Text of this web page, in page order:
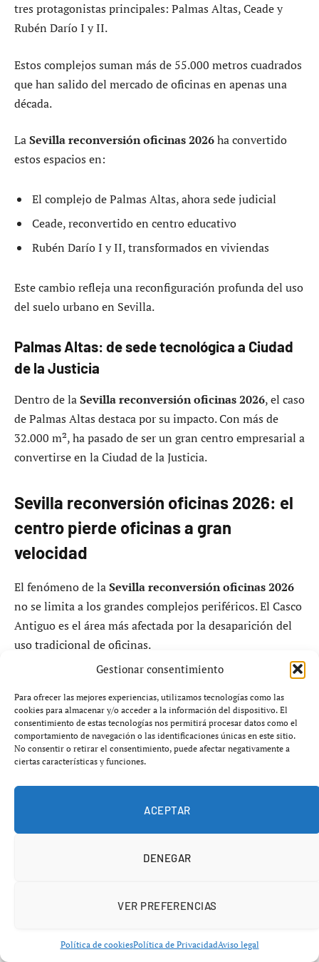
Gestionar consentimiento
Para ofrecer las mejores experiencias, utilizamos tecnologías como las
cookies para almacenar y/o acceder a la información del dispositivo. El
consentimiento de estas tecnologías nos permitirá procesar datos como el
comportamiento de navegación o las identificaciones únicas en este sitio.
No consentir o retirar el consentimiento, puede afectar negativamente a
ciertas características y funciones.
ACEPTAR
DENEGAR
VER PREFERENCIAS
Política de cookiesPolítica de PrivacidadAviso legal
tres protagonistas principales: Palmas Altas, Ceade y
Rubén Darío I y II.
Estos complejos suman más de 55.000 metros cuadrados
que han salido del mercado de oficinas en apenas una
década.
LaSevilla reconversión oficinas 2026ha convertido
estos espacios en:
El complejo de Palmas Altas, ahora sede judicial
Ceade, reconvertido en centro educativo
Rubén Darío I y II, transformados en viviendas
Este cambio refleja una reconfiguración profunda del uso
del suelo urbano en Sevilla.
Palmas Altas: de sede tecnológica a Ciudad
de la Justicia
Dentro de laSevilla reconversión oficinas 2026, el caso
de Palmas Altas destaca por su impacto. Con más de
32.000 m², ha pasado de ser un gran centro empresarial a
convertirse en la Ciudad de la Justicia.
Sevilla reconversión oficinas 2026: el
centro pierde oficinas a gran
velocidad
El fenómeno de laSevilla reconversión oficinas 2026
no se limita a los grandes complejos periféricos. El Casco
Antiguo es el área más afectada por la desaparición del
uso tradicional de oficinas.
En la última década, el centro ha perdido más del 40% de
su superficie destinada a oficinas, según los datos del
sector inmobiliario.
LaSevilla reconversión oficinas 2026en el centro
Alta rentabilidad del turismo
Fuerte demanda de vivienda en zonas céntricas
Esto ha provocado que edificios de oficinas se conviertan